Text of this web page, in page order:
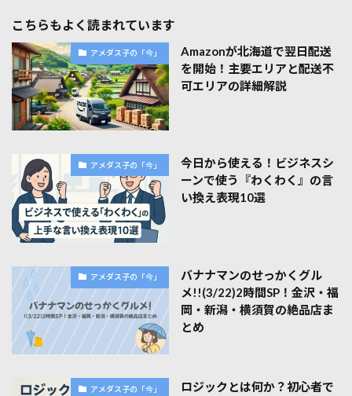
こちらもよく読まれています
アメダス子の「今」
Amazonが北海道で翌日配送
を開始！主要エリアと配送不
可エリアの詳細解説
アメダス子の「今」
今日から使える！ビジネスシ
ーンで使う『わくわく』の言
い換え表現10選
アメダス子の「今」
バナナマンのせっかくグル
メ!!(3/22)2時間SP！金沢・福
岡・新潟・横須賀の絶品店ま
とめ
アメダス子の「今」
ロジックとは何か？初心者で